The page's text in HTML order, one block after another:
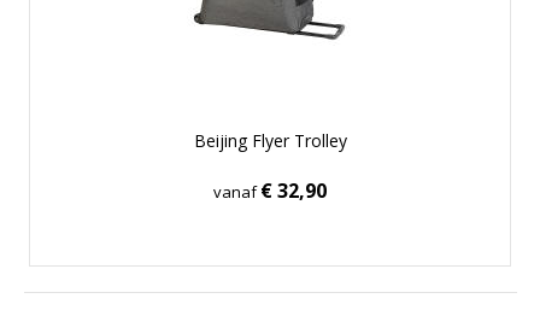
Beijing Flyer Trolley
vanaf€ 32,90